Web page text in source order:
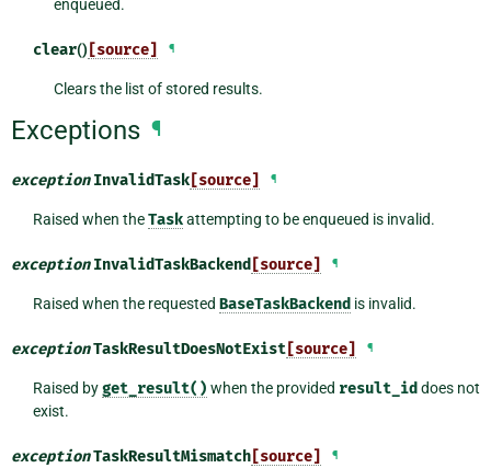
enqueued.
clear()[source] ¶
Clears the list of stored results.
Exceptions ¶
exception InvalidTask [source] ¶
Raised when theTaskattempting to be enqueued is invalid.
exception InvalidTaskBackend [source] ¶
Raised when the requested BaseTaskBackend is invalid.
exceptionTaskResultDoesNotExist [source] ¶
Raised byget_result() when the provided result_id does not
exist.
exceptionTaskResultMismatch [source] ¶